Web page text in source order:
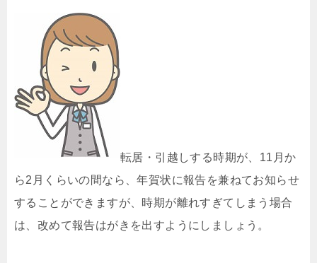
転居・引越しする時期が、11月か
ら2月くらいの間なら、年賀状に報告を兼ねてお知らせ
することができますが、時期が離れすぎてしまう場合
は、改めて報告はがきを出すようにしましょう。